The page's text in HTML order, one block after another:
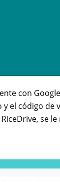
con
el código
se